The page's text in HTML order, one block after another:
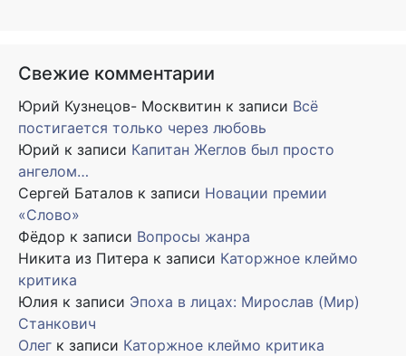
Свежие комментарии
Юрий Кузнецов- Москвитин к записи Всё
постигается только через любовь
Юрий к записи Капитан Жеглов был просто
ангелом…
Сергей Баталов к записи Новации премии
«Слово»
Фёдор к записи Вопросы жанра
Никита из Питера к записи Каторжное клеймо
критика
Юлия к записи Эпоха в лицах: Мирослав (Мир)
Станкович
Олег к записи Каторжное клеймо критика